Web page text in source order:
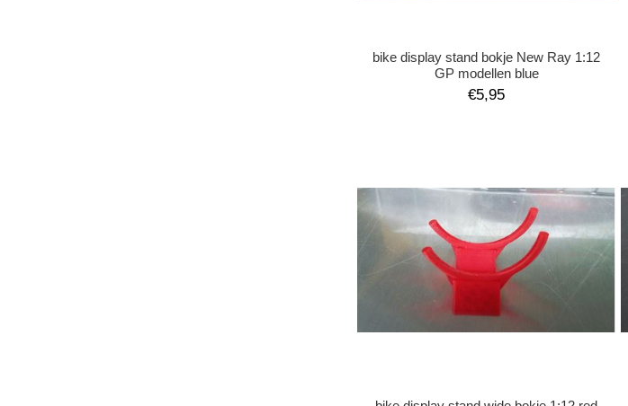
bike display stand bokje New Ray 1:12
GP modellen blue
€5,95